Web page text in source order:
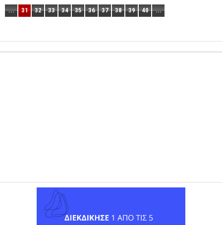
... 31 32 33 34 35 36 37 38 39 40 ...